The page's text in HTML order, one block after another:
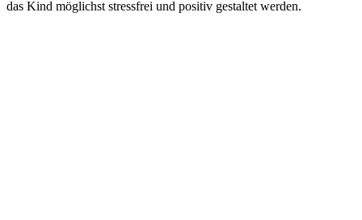
das Kind möglichst stressfrei und positiv gestaltet werden.